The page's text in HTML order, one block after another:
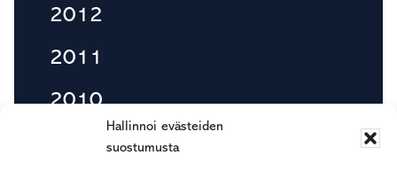
Hallinnoi evästeiden
suostumusta
2012
2011
2010